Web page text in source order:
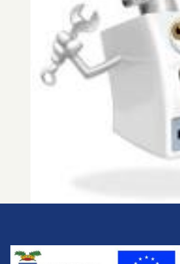
Title